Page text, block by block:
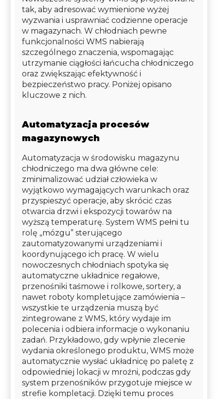
tak, aby adresować wymienione wyżej
wyzwania i usprawniać codzienne operacje
w magazynach. W chłodniach pewne
funkcjonalności WMS nabierają
szczególnego znaczenia, wspomagając
utrzymanie ciągłości łańcucha chłodniczego
oraz zwiększając efektywność i
bezpieczeństwo pracy. Poniżej opisano
kluczowe z nich.
Automatyzacja procesów
magazynowych
Automatyzacja w środowisku magazynu
chłodniczego ma dwa główne cele:
zminimalizować udział człowieka w
wyjątkowo wymagających warunkach oraz
przyspieszyć operacje, aby skrócić czas
otwarcia drzwi i ekspozycji towarów na
wyższą temperaturę. System WMS pełni tu
rolę „mózgu” sterującego
zautomatyzowanymi urządzeniami i
koordynującego ich pracę. W wielu
nowoczesnych chłodniach spotyka się
automatyczne układnice regałowe,
przenośniki taśmowe i rolkowe, sortery, a
nawet roboty kompletujące zamówienia –
wszystkie te urządzenia muszą być
zintegrowane z WMS, który wydaje im
polecenia i odbiera informacje o wykonaniu
zadań. Przykładowo, gdy wpłynie zlecenie
wydania określonego produktu, WMS może
automatycznie wysłać układnicę po paletę z
odpowiedniej lokacji w mroźni, podczas gdy
system przenośników przygotuje miejsce w
strefie kompletacji. Dzięki temu proces